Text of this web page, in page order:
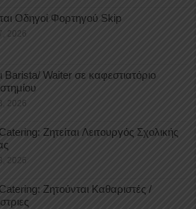
Οδηγοί Φορτηγού Skip
2026
Barista/ Waiter σε καφεστιατόριο
2026
Ζητείται Λειτουργός Σχολικής
2026
Ζητούνται Καθαριστές /